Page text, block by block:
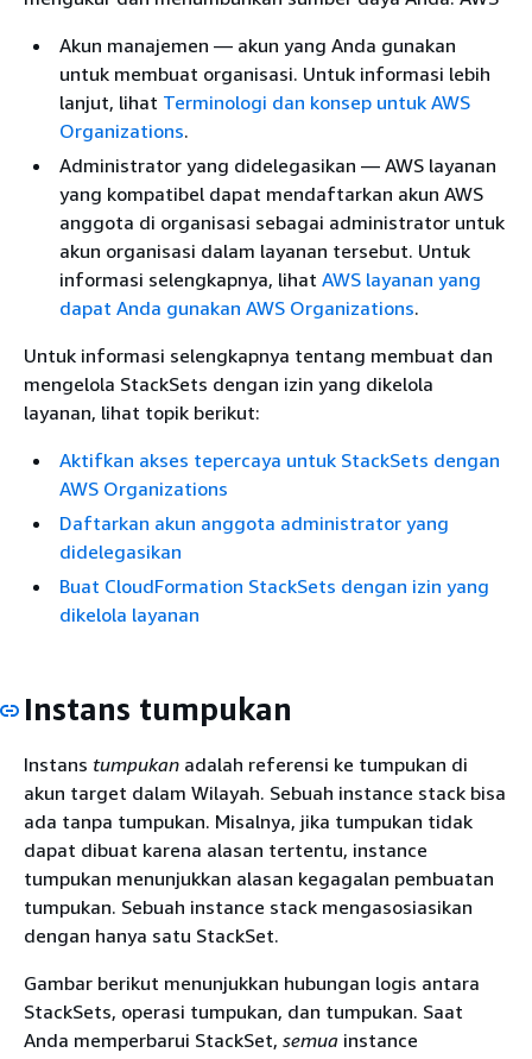
Akun manajemen — akun yang Anda gunakan
untuk membuat organisasi. Untuk informasi lebih
lanjut, lihat Terminologi dan konsep untuk AWS
Organizations.
Administrator yang didelegasikan — AWS layanan
yang kompatibel dapat mendaftarkan akun AWS
anggota di organisasi sebagai administrator untuk
akun organisasi dalam layanan tersebut. Untuk
informasi selengkapnya, lihat AWS layanan yang
dapat Anda gunakan AWS Organizations.
Untuk informasi selengkapnya tentang membuat dan
mengelola StackSets dengan izin yang dikelola
layanan, lihat topik berikut:
Aktifkan akses tepercaya untuk StackSets dengan
AWS Organizations
Daftarkan akun anggota administrator yang
didelegasikan
Buat CloudFormation StackSets dengan izin yang
dikelola layanan
Instans tumpukan
Instans tumpukan adalah referensi ke tumpukan di
akun target dalam Wilayah. Sebuah instance stack bisa
ada tanpa tumpukan. Misalnya, jika tumpukan tidak
dapat dibuat karena alasan tertentu, instance
tumpukan menunjukkan alasan kegagalan pembuatan
tumpukan. Sebuah instance stack mengasosiasikan
dengan hanya satu StackSet.
Gambar berikut menunjukkan hubungan logis antara
StackSets, operasi tumpukan, dan tumpukan. Saat
Anda memperbarui StackSet, semua instance